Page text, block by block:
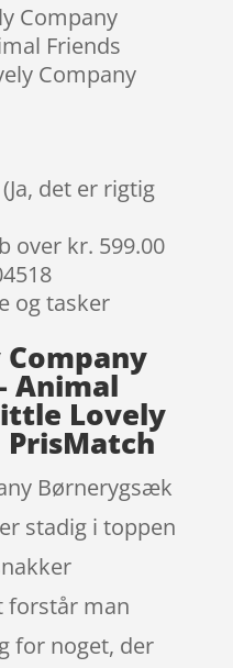
Company
Friends
Company
det er rigtig
over kr. 599.00
og tasker
Animal
Lovely
PrisMatch
Børnerygsæk
stadig i toppen
forstår man
for noget, der